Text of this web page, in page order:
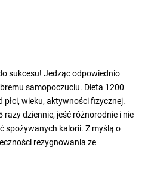
sukcesu! Jedząc odpowiednio
samopoczuciu. Dieta 1200
wieku, aktywności fizycznej.
razy dziennie, jeść różnorodnie i nie
spożywanych kalorii. Z myślą o
rezygnowania ze